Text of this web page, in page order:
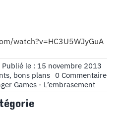
watch?v=HC3U5WJyGuA
Publié le : 15 novembre 2013
bons plans 0 Commentaireon
:
Games - L’embrasement